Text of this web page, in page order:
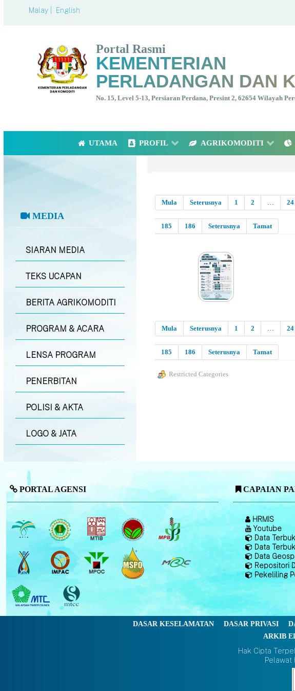
Malay | English
Portal Rasmi
KEMENTERIAN
PERLADANGAN DAN
No. 15, Level 5-13, Persiaran Perdana, Presint 2, 62654 Wilayah
UTAMA PROFIL AGRIKOMODITI
MEDIA
SIARAN MEDIA
TEKS UCAPAN
BERITA AGRIKOMODITI
PROGRAM & ACARA
LENSA PROGRAM
PENERBITAN
POLISI & AKTA
LOGO & JATA
Mula Seterusnya 1 2 24
185
186 Seterusnya Tamat
Mula Seterusnya 1 2 … 24
185
186 Seterusnya Tamat
Restricted Categories
PORTAL AGENSI CAPAIAN
HRMIS
Youtube
Data
Data
Data
Repositori
Pekeliling
DASAR KESELAMATAN DASAR PRIVASI
ARKIB
Hak Cipta
Pelawat